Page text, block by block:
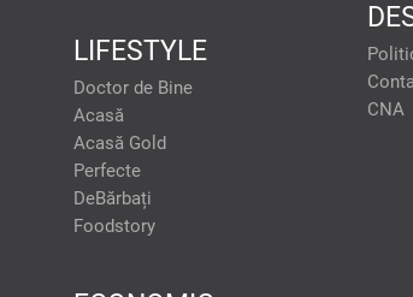
LIFESTYLE
Doctor de Bine
Acasă
Acasă Gold
Perfecte
DeBărbați
Foodstory
CNA
cât și partenerii noștri prelucrăm datele pentru
și îmbunătățirea serviciilor. Măsurarea performanței
informațiilor de pe un dispozitiv. Utilizarea
conținutului personalizat. Crearea profilurilor de
profilurilor pentru selectarea publicității personalizate.
publicitate personalizată. Măsurarea performanței
pentru a selecta publicitatea. Utilizarea datelor limitate
Date precise de geolocație și identificarea prin scanarea